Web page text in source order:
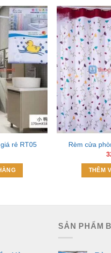
Add to
Wishlist
rẻ RT05
Rèm cửa
THÊM
SẢN PHẨM